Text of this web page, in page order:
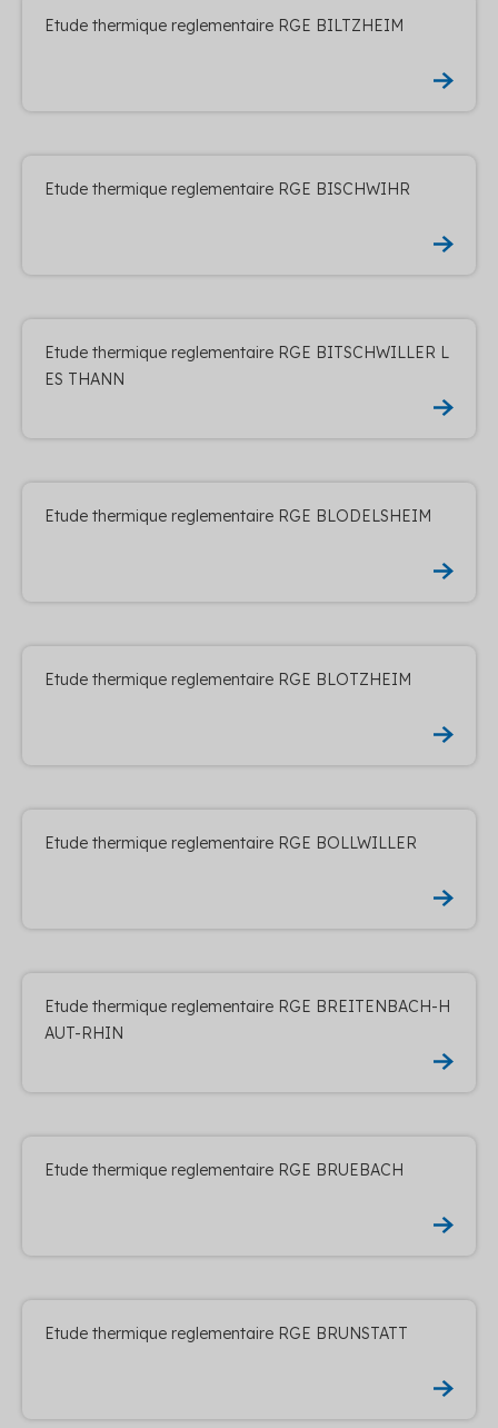
Etude thermique reglementaire RGE BILTZHEIM
Etude thermique reglementaire RGE BISCHWIHR
Etude thermique reglementaire RGE BITSCHWILLER L
ES THANN
Etude thermique reglementaire RGE BLODELSHEIM
Etude thermique reglementaire RGE BLOTZHEIM
Etude thermique reglementaire RGE BOLLWILLER
Etude thermique reglementaire RGE BREITENBACH-H
AUT-RHIN
Etude thermique reglementaire RGE BRUEBACH
Etude thermique reglementaire RGE BRUNSTATT